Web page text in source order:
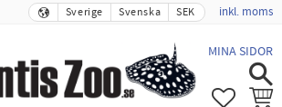
Sverige Svenska SEK inkl. moms
MINA SIDOR